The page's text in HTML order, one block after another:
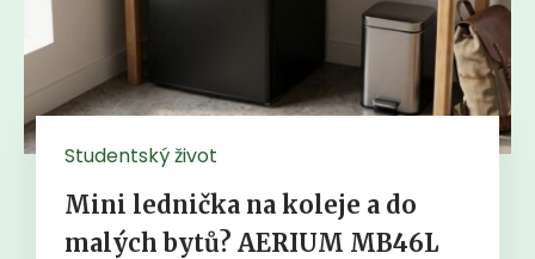
Studentský život
Mini lednička na koleje a do
malých bytů? AERIUM MB46L